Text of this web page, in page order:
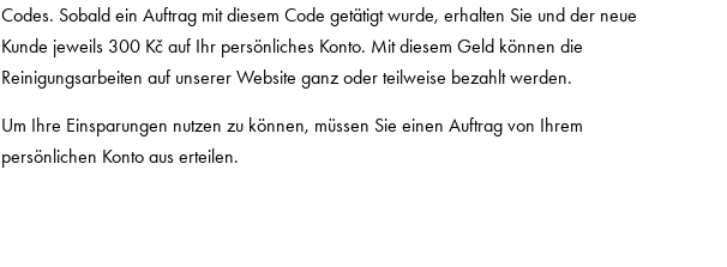
Codes. Sobald ein Auftrag mit diesem Code getätigt wurde, erhalten Sie und der neue
Kunde jeweils 300 Kč auf Ihr persönliches Konto. Mit diesem Geld können die
Reinigungsarbeiten auf unserer Website ganz oder teilweise bezahlt werden.
Um Ihre Einsparungen nutzen zu können, müssen Sie einen Auftrag von Ihrem
persönlichen Konto aus erteilen.